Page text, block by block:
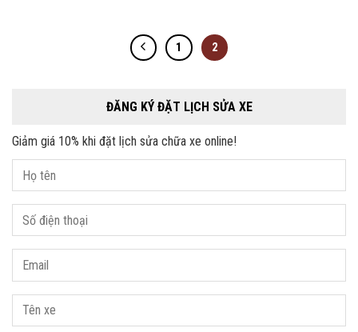
1 2
ĐĂNG KÝ ĐẶT LỊCH SỬA XE
Giảm giá 10% khi đặt lịch sửa chữa xe online!